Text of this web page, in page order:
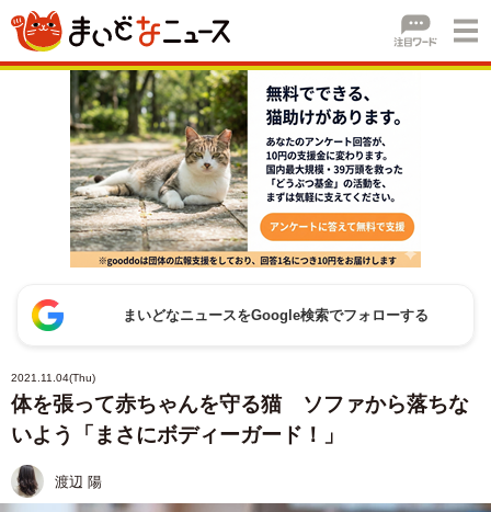
まいどなニュースをGoogle検索でフォローする
2021.11.04(Thu)
体を張って赤ちゃんを守る猫 ソファから落ちな
いよう「まさにボディーガード！」
渡辺 陽